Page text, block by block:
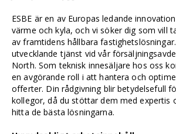
ESBE är en av Europas ledande
värme och kyla, och vi söker dig som vill
av framtidens hållbara
utvecklande tjänst vid vår
North. Som teknisk innesäljare hos oss
en avgörande roll i att hantera och
offerter. Din rådgivning blir betydelsefull
kollegor, då du stöttar dem med expertis
hitta de bästa lösningarna.